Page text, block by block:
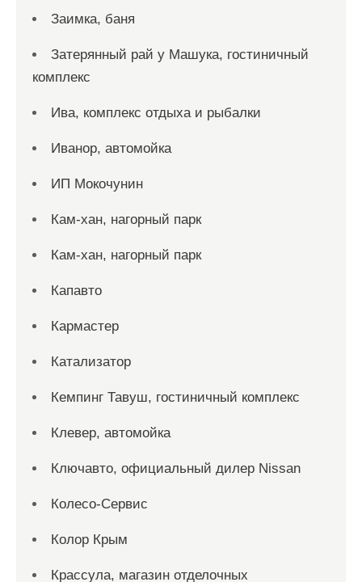
Заимка, баня
Затерянный рай у Машука, гостиничный
комплекс
Ива, комплекс отдыха и рыбалки
Иванор, автомойка
ИП Мокочунин
Кам-хан, нагорный парк
Кам-хан, нагорный парк
Капавто
Кармастер
Катализатор
Кемпинг Тавуш, гостиничный комплекс
Клевер, автомойка
Ключавто, официальный дилер Nissan
Колесо-Сервис
Колор Крым
Крассула, магазин отделочных